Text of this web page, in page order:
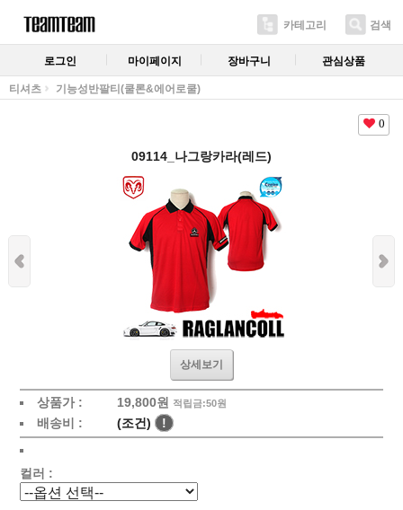
카테고리 검색
로그인 마이페이지 장바구니 관심상품
티셔츠 기능성반팔티(쿨론&에어로쿨)
0
09114_나그랑카라(레드)
상세보기
상품가 : 19,800원 적립금:50원
배송비 : (조건) !
컬러 :